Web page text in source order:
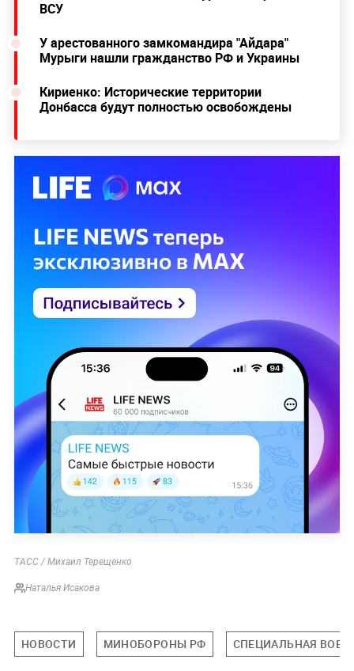
ВСУ
У арестованного замкомандира "Айдара"
Мурыги нашли гражданство РФ и Украины
Кириенко: Исторические территории
Донбасса будут полностью освобождены
ТАСС / Михаил Терещенко
Наталья Исакова
НОВОСТИ МИНОБОРОНЫ РФ СПЕЦИАЛЬНАЯ